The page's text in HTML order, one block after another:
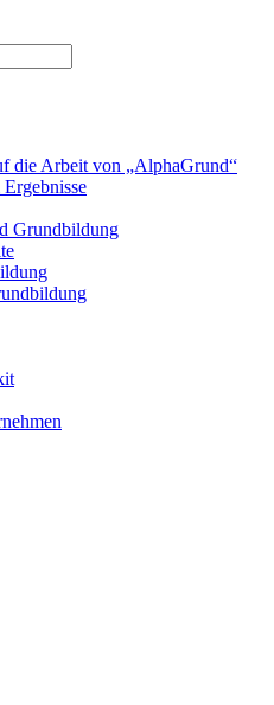
die Arbeit von „AlphaGrund“
Grundbildung